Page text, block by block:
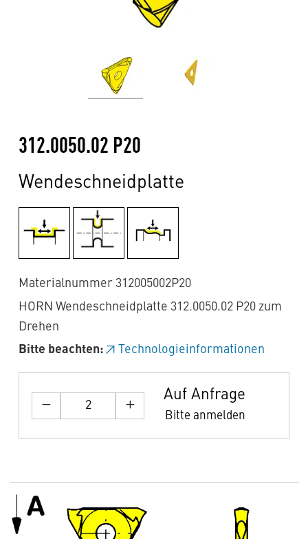
312.0050.02 P20
Wendeschneidplatte
Materialnummer 312005002P20
HORN Wendeschneidplatte 312.0050.02 P20 zum
Drehen
Bitte beachten:
Technologieinformationen
Auf Anfrage
Bitte anmelden